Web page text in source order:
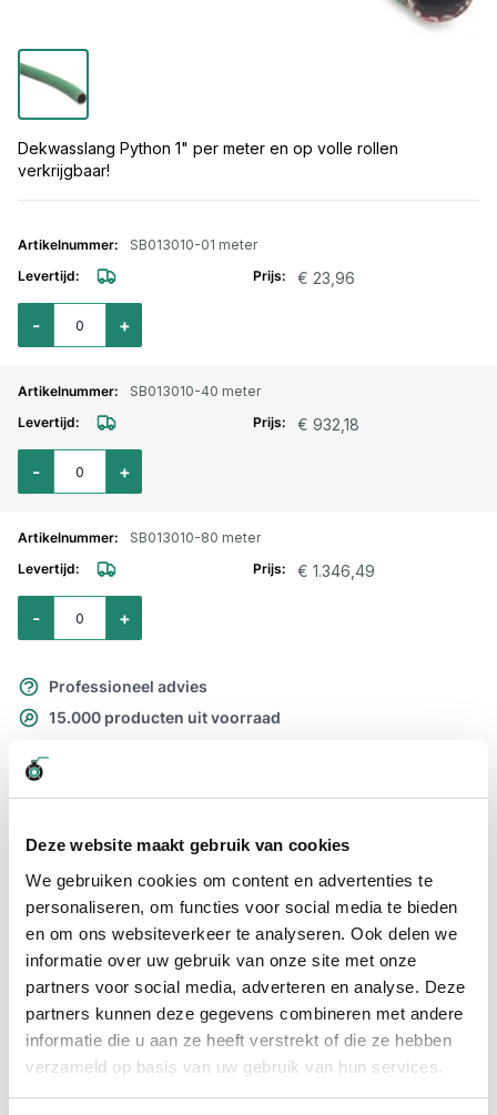
Deze website maakt gebruik van cookies
We gebruiken cookies om content en advertenties te
personaliseren, om functies voor social media te bieden
en om ons websiteverkeer te analyseren. Ook delen we
informatie over uw gebruik van onze site met onze
partners voor social media, adverteren en analyse. Deze
partners kunnen deze gegevens combineren met andere
informatie die u aan ze heeft verstrekt of die ze hebben
verzameld op basis van uw gebruik van hun services.
Dekwasslang Python 1" per meter en op volle rollen
verkrijgbaar!
SB013010-01 meter
€ 23,96
Aantal voor Dekwasslang Python 1" / 25mm - 1 mtr.
+
-
SB013010-40 meter
€ 932,18
Aantal voor Dekwasslang Python 1" / 25mm - 40 mtr.
+
-
SB013010-80 meter
€ 1.346,49
Aantal voor Dekwasslang Python 1" / 25mm - 80 mtr.
+
-
Professioneel advies
15.000 producten uit voorraad
Snel naar
Details Meer informatie
Details
Dekwasslang Python:
Door gebruik van 1e keus EPDM rubber is deze slang
ongevoelig voor UV- starlen en zal daarom niet
verouderen, waardoor het afgeven van strepen